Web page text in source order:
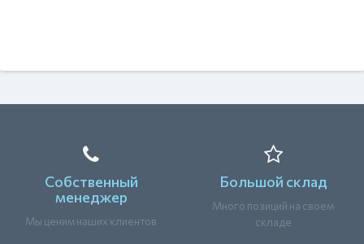
Собственный
менеджер
Мы ценим наших клиентов
Большой склад
Много позиций на своем
складе